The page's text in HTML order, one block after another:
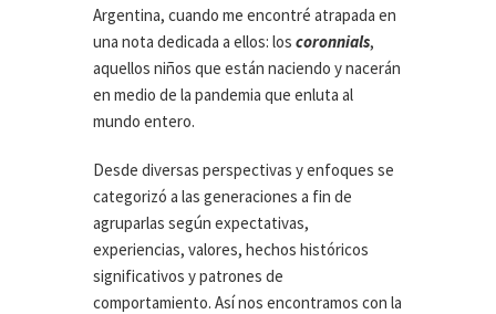
Argentina, cuando me encontré atrapada en
una nota dedicada a ellos: los coronnials,
aquellos niños que están naciendo y nacerán
en medio de la pandemia que enluta al
mundo entero.
Desde diversas perspectivas y enfoques se
categorizó a las generaciones a fin de
agruparlas según expectativas,
experiencias, valores, hechos históricos
significativos y patrones de
comportamiento. Así nos encontramos con la